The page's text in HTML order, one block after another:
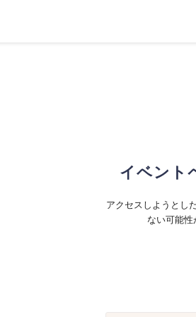
イベント
アクセスしようとし
ない可能性